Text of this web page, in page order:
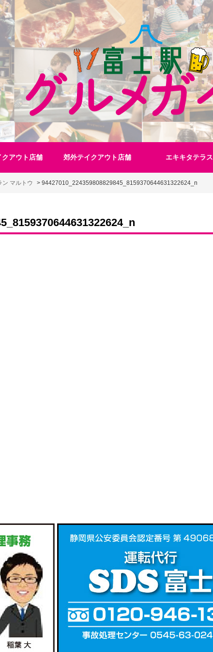
クアウト店舗 郊外テイクアウト店舗 エキキタテラス
ン マルトウ > 94427010_224359808829845_8159370644631322624_n